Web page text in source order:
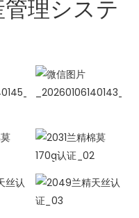
理システ
2031兰精棉莫
170g认证_02
2049兰精天丝
认证_03